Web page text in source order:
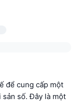
để cung cấp một
số. Đây là một